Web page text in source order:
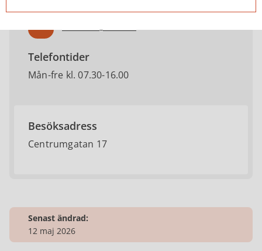
Telefontider
Mån-fre kl. 07.30-16.00
Besöksadress
Centrumgatan 17
Senast ändrad:
12 maj 2026